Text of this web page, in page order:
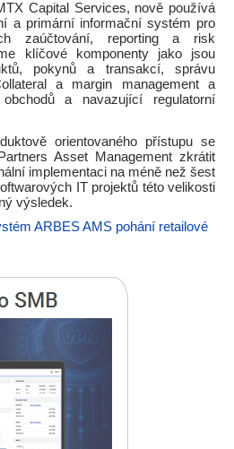
Capital Services, nově používá
a primární informační systém pro
zaúčtování, reporting a risk
klíčové komponenty jako jsou
pokynů a transakcí, správu
a margin management a
a navazující regulatorní
orientovaného přístupu se
Asset Management zkrátit
implementaci na méně než šest
IT projektů této velikosti
výsledek.
ARBES AMS pohání retailové